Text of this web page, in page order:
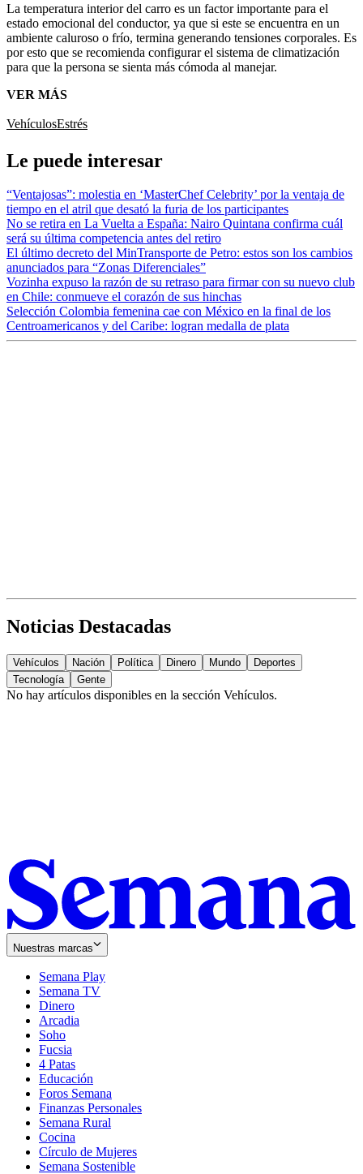
La temperatura interior del carro es un factor importante para el
estado emocional del conductor, ya que si este se encuentra en un
ambiente caluroso o frío, termina generando tensiones corporales. Es
por esto que se recomienda configurar el sistema de climatización
para que la persona se sienta más cómoda al manejar.
VER MÁS
VehículosEstrés
Le puede interesar
“Ventajosas”: molestia en ‘MasterChef Celebrity’ por la ventaja de
tiempo en el atril que desató la furia de los participantes
No se retira en La Vuelta a España: Nairo Quintana confirma cuál
será su última competencia antes del retiro
El último decreto del MinTransporte de Petro: estos son los cambios
anunciados para “Zonas Diferenciales”
Vozinha expuso la razón de su retraso para firmar con su nuevo club
en Chile: conmueve el corazón de sus hinchas
Selección Colombia femenina cae con México en la final de los
Centroamericanos y del Caribe: logran medalla de plata
Noticias Destacadas
Vehículos Nación Política Dinero Mundo
Deportes
Tecnología
Gente
No hay artículos disponibles en la sección Vehículos.
Nuestras marcas
Semana Play
Semana TV
Dinero
Arcadia
Soho
in
new
window
Fucsia
in
new
window
4 Patas
Educación
Foros Semana
Finanzas Personales
Semana Rural
Cocina
Círculo de Mujeres
Semana Sostenible